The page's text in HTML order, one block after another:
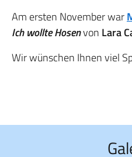
Am ersten November war
Ich wollte Hosenvon Lara
Wir wünschen Ihnen viel